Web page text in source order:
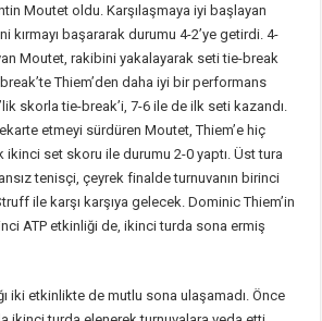
Moutet oldu. Karşılaşmaya iyi başlayan
kırmayı başararak durumu 4-2’ye getirdi. 4-
Moutet, rakibini yakalayarak seti tie-break
Thiem’den daha iyi bir performans
skorla tie-break’i, 7-6 ile de ilk seti kazandı.
etmeyi sürdüren Moutet, Thiem’e hiç
ikinci set skoru ile durumu 2-0 yaptı. Üst tura
tenisçi, çeyrek finalde turnuvanın birinci
ile karşı karşıya gelecek. Dominic Thiem’in
ATP etkinliği de, ikinci turda sona ermiş
iki etkinlikte de mutlu sona ulaşamadı. Önce